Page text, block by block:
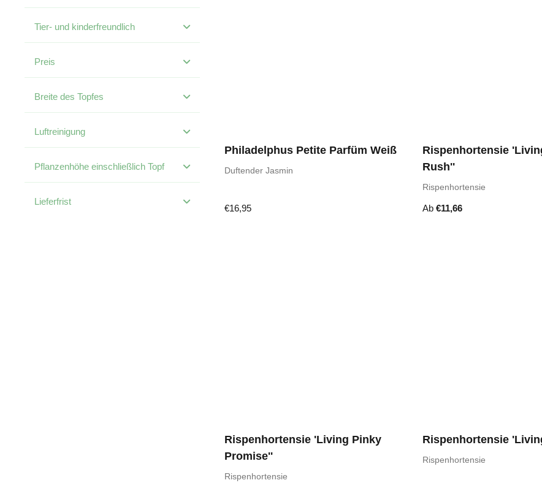
Tier- und kinderfreundlich
Preis
Breite des Topfes
Luftreinigung
Pflanzenhöhe einschließlich Topf
Lieferfrist
Philadelphus Petite Parfüm Weiß
Duftender Jasmin
€16,95
Rispenhortensie
Rush''
Rispenhortensie
Ab €11,66
Rispenhortensie 'Living Pinky
Promise''
Rispenhortensie
Rispenhortensie
Rispenhortensie